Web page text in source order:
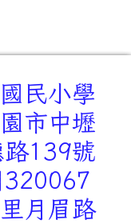
民小學
市中壢
路139號
320067
月眉路